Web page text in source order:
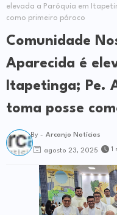
elevada a Paróquia em
como primeiro pároco
Comunidade
Aparecida é
Itapetinga; Pe.
toma posse
By - Arcanjo Notícias
agosto 23, 2025 1